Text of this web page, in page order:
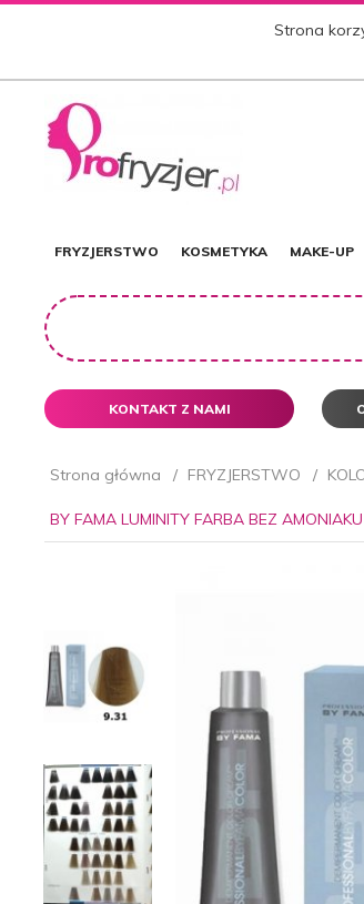
Strona
FRYZJERSTWO KOSMETYKA MAKE-UP
KONTAKT Z NAMI
Strona główna FRYZJERSTWO
BY FAMA LUMINITY FARBA BEZ